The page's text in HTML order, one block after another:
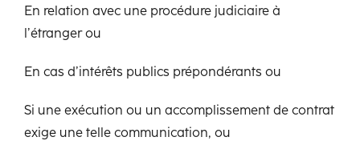
En relation avec une procédure judiciaire à
l’étranger ou
En cas d’intérêts publics prépondérants ou
Si une exécution ou un accomplissement de contrat
exige une telle communication, ou